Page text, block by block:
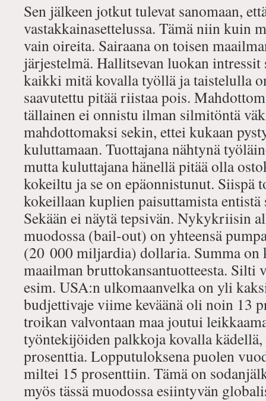
Sen jälkeen jotkut tulevat sanomaan,
vastakkainasettelussa. Tämä niin kuin
vain oireita. Sairaana on toisen
järjestelmä. Hallitsevan luokan intressit
kaikki mitä kovalla työllä ja taistelulla
saavutettu pitää riistaa pois.
tällainen ei onnistu ilman silmitöntä
mahdottomaksi sekin, ettei kukaan
kuluttamaan. Tuottajana nähtynä
mutta kuluttajana hänellä pitää olla
kokeiltu ja se on epäonnistunut. Siispä
kokeillaan kuplien paisuttamista
Sekään ei näytä tepsivän. Nykykriisin
muodossa (bail-out) on yhteensä
(20 000 miljardia) dollaria. Summa on
maailman bruttokansantuotteesta. Silti
esim. USA:n ulkomaanvelka on yli
budjettivaje viime keväänä oli noin 13
troikan valvontaan maa joutui
työntekijöiden palkkoja kovalla
prosenttia. Lopputuloksena puolen
miltei 15 prosenttiin. Tämä on
myös tässä muodossa esiintyvän